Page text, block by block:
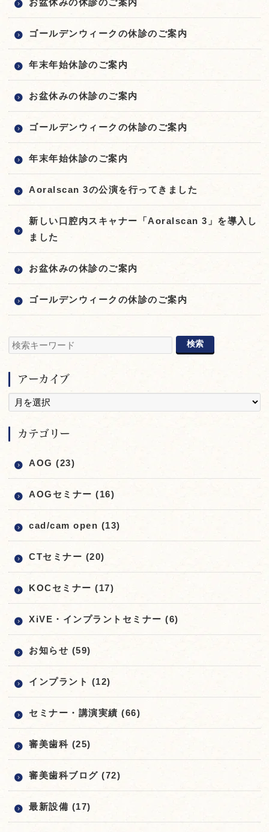
ゴールデンウィークの休診のご案内
年末年始休診のご案内
お盆休みの休診のご案内
ゴールデンウィークの休診のご案内
年末年始休診のご案内
Aoralscan 3の公演を行ってきました
新しい口腔内スキャナー「Aoralscan 3」を導入し
ました
お盆休みの休診のご案内
ゴールデンウィークの休診のご案内
アーカイブ
カテゴリー
AOG (23)
AOGセミナー (16)
cad/cam open (13)
CTセミナー (20)
KOCセミナー (17)
XiVE・インプラントセミナー (6)
お知らせ (59)
インプラント (12)
セミナー・講演実績 (66)
審美歯科 (25)
審美歯科ブログ (72)
最新設備 (17)